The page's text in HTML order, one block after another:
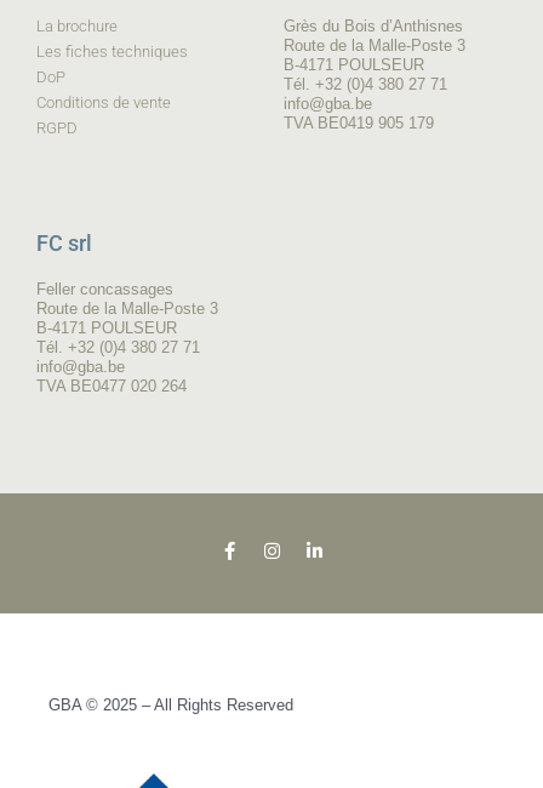
La brochure
Les fiches techniques
DoP
Conditions de vente
RGPD
Grès du Bois d’Anthisnes
Route de la Malle-Poste 3
B-4171 POULSEUR
Tél. +32 (0)4 380 27 71
info@gba.be
TVA BE0419 905 179
FC srl
Feller concassages
Route de la Malle-Poste 3
B-4171 POULSEUR
Tél. +32 (0)4 380 27 71
info@gba.be
TVA BE0477 020 264
GBA © 2025 – All Rights Reserved